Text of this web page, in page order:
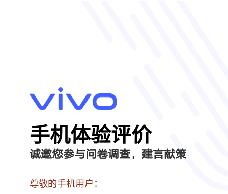
手机体验评价
诚邀您参与问卷调查，建言献策
尊敬的手机用户：